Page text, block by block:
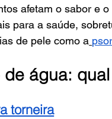
afetam o sabor e
para a saúde,
de pele como a
água:
torneira